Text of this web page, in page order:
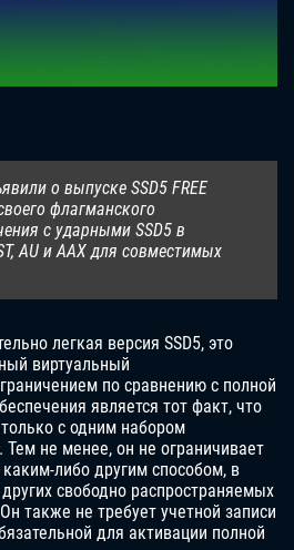
о выпуске SSD5 FREE
флагманского
с ударными SSD5 в
AU и AAX для совместимых
легкая версия SSD5, это
виртуальный
по сравнению с полной
является тот факт, что
только с одним набором
Тем не менее, он не ограничивает
либо другим способом, в
свободно распространяемых
также не требует учетной записи
для активации полной